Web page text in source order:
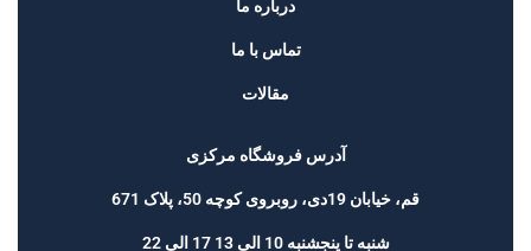
درباره ما
تماس با ما
مقالات
آدرس فروشگاه مرکزی
قم، خیابان 19دی، روبروی کوچه 50، پلاک 671
شنبه تا پنجشنبه 10 الی 13 17 الی 22